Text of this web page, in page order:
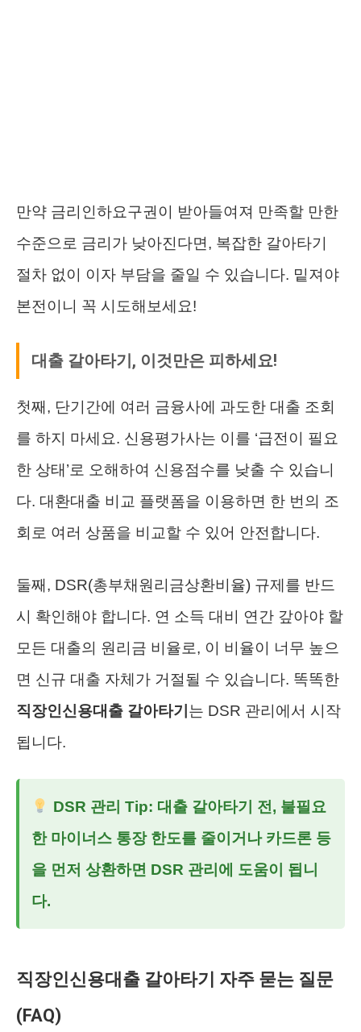
만약 금리인하요구권이 받아들여져 만족할 만한
수준으로 금리가 낮아진다면, 복잡한 갈아타기
절차 없이 이자 부담을 줄일 수 있습니다. 밑져야
본전이니 꼭 시도해보세요!
대출 갈아타기, 이것만은 피하세요!
첫째, 단기간에 여러 금융사에 과도한 대출 조회
를 하지 마세요. 신용평가사는 이를 ‘급전이 필요
한 상태’로 오해하여 신용점수를 낮출 수 있습니
다. 대환대출 비교 플랫폼을 이용하면 한 번의 조
회로 여러 상품을 비교할 수 있어 안전합니다.
둘째, DSR(총부채원리금상환비율) 규제를 반드
시 확인해야 합니다. 연 소득 대비 연간 갚아야 할
모든 대출의 원리금 비율로, 이 비율이 너무 높으
면 신규 대출 자체가 거절될 수 있습니다. 똑똑한
직장인신용대출 갈아타기 는 DSR 관리에서 시작
됩니다.
DSR 관리 Tip: 대출 갈아타기 전, 불필요
한 마이너스 통장 한도를 줄이거나 카드론 등
을 먼저 상환하면 DSR 관리에 도움이 됩니
다.
직장인신용대출 갈아타기 자주 묻는 질문
(FAQ)